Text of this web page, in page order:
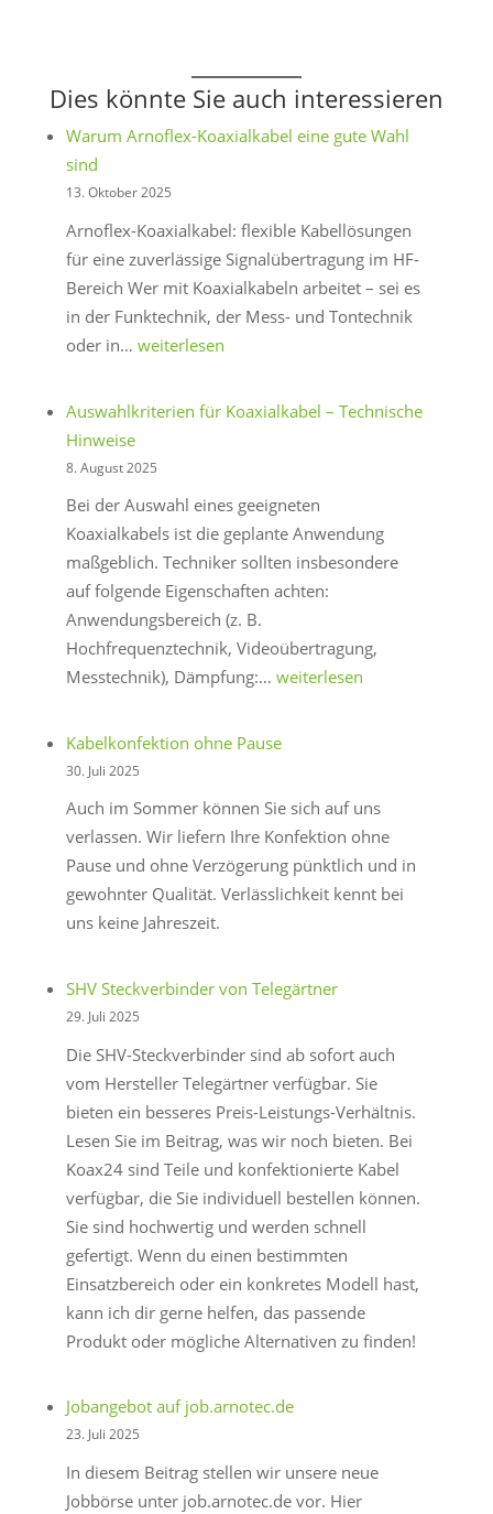
Dies könnte Sie auch interessieren
Warum Arnoflex-Koaxialkabel eine gute Wahl
sind
13. Oktober 2025
Arnoflex-Koaxialkabel: flexible Kabellösungen
für eine zuverlässige Signalübertragung im HF-
Bereich Wer mit Koaxialkabeln arbeitet – sei es
in der Funktechnik, der Mess- und Tontechnik
oder in… Warum
Koaxialkabel
gute
sind
weiterlesen
Auswahlkriterien für Koaxialkabel – Technische
Hinweise
8. August 2025
Bei der Auswahl eines geeigneten
Koaxialkabels ist die geplante Anwendung
maßgeblich. Techniker sollten insbesondere
auf folgende Eigenschaften achten:
Anwendungsbereich (z. B.
Hochfrequenztechnik, Videoübertragung,
Messtechnik), Dämpfung:… Auswahlkriterien
Hinweise
weiterlesen
Kabelkonfektion ohne Pause
30. Juli 2025
Auch im Sommer können Sie sich auf uns
verlassen. Wir liefern Ihre Konfektion ohne
Pause und ohne Verzögerung pünktlich und in
gewohnter Qualität. Verlässlichkeit kennt bei
uns keine Jahreszeit.
SHV Steckverbinder von Telegärtner
29. Juli 2025
Die SHV-Steckverbinder sind ab sofort auch
vom Hersteller Telegärtner verfügbar. Sie
bieten ein besseres Preis-Leistungs-Verhältnis.
Lesen Sie im Beitrag, was wir noch bieten. Bei
Koax24 sind Teile und konfektionierte Kabel
verfügbar, die Sie individuell bestellen können.
Sie sind hochwertig und werden schnell
gefertigt. Wenn du einen bestimmten
Einsatzbereich oder ein konkretes Modell hast,
kann ich dir gerne helfen, das passende
Produkt oder mögliche Alternativen zu finden!
Jobangebot auf job.arnotec.de
23. Juli 2025
In diesem Beitrag stellen wir unsere neue
Jobbörse unter job.arnotec.de vor. Hier